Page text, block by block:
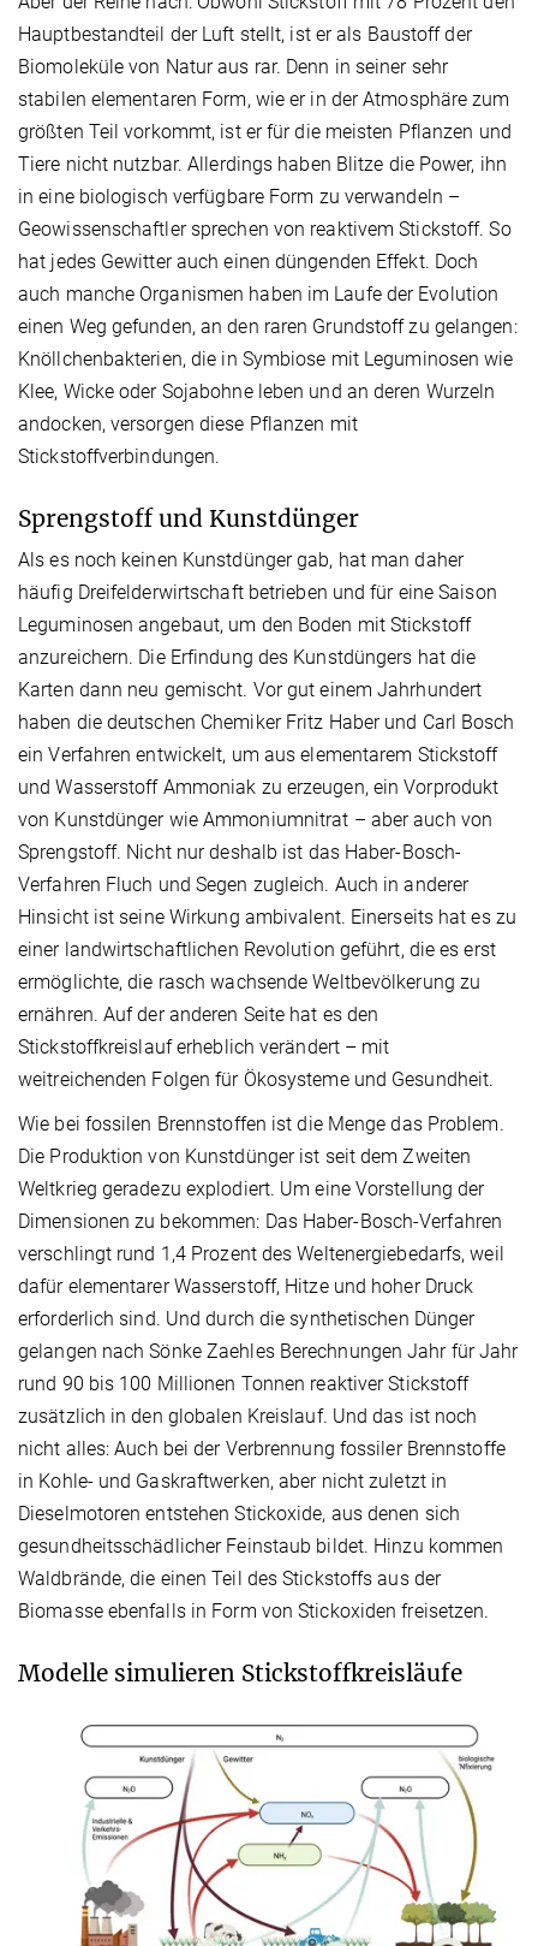
Hauptbestandteil der Luft stellt, ist er als Baustoff der
Biomoleküle von Natur aus rar. Denn in seiner sehr
stabilen elementaren Form, wie er in der Atmosphäre zum
größten Teil vorkommt, ist er für die meisten Pflanzen und
Tiere nicht nutzbar. Allerdings haben Blitze die Power, ihn
in eine biologisch verfügbare Form zu verwandeln –
Geowissenschaftler sprechen von reaktivem Stickstoff. So
hat jedes Gewitter auch einen düngenden Effekt. Doch
auch manche Organismen haben im Laufe der Evolution
einen Weg gefunden, an den raren Grundstoff zu gelangen:
Knöllchenbakterien, die in Symbiose mit Leguminosen wie
Klee, Wicke oder Sojabohne leben und an deren Wurzeln
andocken, versorgen diese Pflanzen mit
Stickstoffverbindungen.
Sprengstoff und Kunstdünger
Als es noch keinen Kunstdünger gab, hat man daher
häufig Dreifelderwirtschaft betrieben und für eine Saison
Leguminosen angebaut, um den Boden mit Stickstoff
anzureichern. Die Erfindung des Kunstdüngers hat die
Karten dann neu gemischt. Vor gut einem Jahrhundert
haben die deutschen Chemiker Fritz Haber und Carl Bosch
ein Verfahren entwickelt, um aus elementarem Stickstoff
und Wasserstoff Ammoniak zu erzeugen, ein Vorprodukt
von Kunstdünger wie Ammoniumnitrat – aber auch von
Sprengstoff. Nicht nur deshalb ist das Haber-Bosch-
Verfahren Fluch und Segen zugleich. Auch in anderer
Hinsicht ist seine Wirkung ambivalent. Einerseits hat es zu
einer landwirtschaftlichen Revolution geführt, die es erst
ermöglichte, die rasch wachsende Weltbevölkerung zu
ernähren. Auf der anderen Seite hat es den
Stickstoffkreislauf erheblich verändert – mit
weitreichenden Folgen für Ökosysteme und Gesundheit.
Wie bei fossilen Brennstoffen ist die Menge das Problem.
Die Produktion von Kunstdünger ist seit dem Zweiten
Weltkrieg geradezu explodiert. Um eine Vorstellung der
Dimensionen zu bekommen: Das Haber-Bosch-Verfahren
verschlingt rund 1,4 Prozent des Weltenergiebedarfs, weil
dafür elementarer Wasserstoff, Hitze und hoher Druck
erforderlich sind. Und durch die synthetischen Dünger
gelangen nach Sönke Zaehles Berechnungen Jahr für Jahr
rund 90 bis 100 Millionen Tonnen reaktiver Stickstoff
zusätzlich in den globalen Kreislauf. Und das ist noch
nicht alles: Auch bei der Verbrennung fossiler Brennstoffe
in Kohle- und Gaskraftwerken, aber nicht zuletzt in
Dieselmotoren entstehen Stickoxide, aus denen sich
gesundheitsschädlicher Feinstaub bildet. Hinzu kommen
Waldbrände, die einen Teil des Stickstoffs aus der
Biomasse ebenfalls in Form von Stickoxiden freisetzen.
Modelle simulieren Stickstoffkreisläufe